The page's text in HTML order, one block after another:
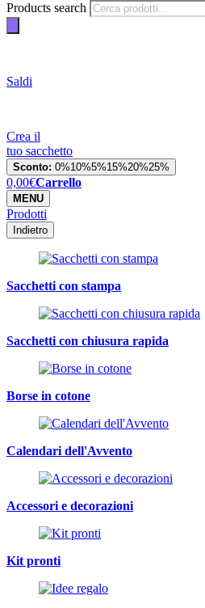
Products search
Saldi
Crea il
tuo sacchetto
Sconto: 0%10%5%15%20%25%
0,00€Carrello
MENU
Prodotti
Indietro
Sacchetti con stampa
Sacchetti con chiusura rapida
Borse in cotone
Calendari dell'Avvento
Accessori e decorazioni
Kit pronti